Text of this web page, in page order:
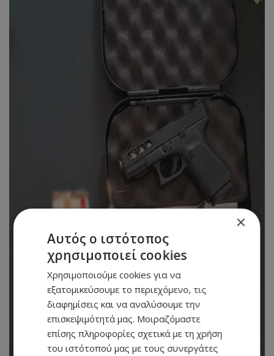
×
Αυτός ο ιστότοπος
χρησιμοποιεί cookies
Χρησιμοποιούμε cookies για να
εξατομικεύσουμε το περιεχόμενο, τις
διαφημίσεις και να αναλύσουμε την
επισκεψιμότητά μας. Μοιραζόμαστε
επίσης πληροφορίες σχετικά με τη χρήση
του ιστότοπού μας με τους συνεργάτες